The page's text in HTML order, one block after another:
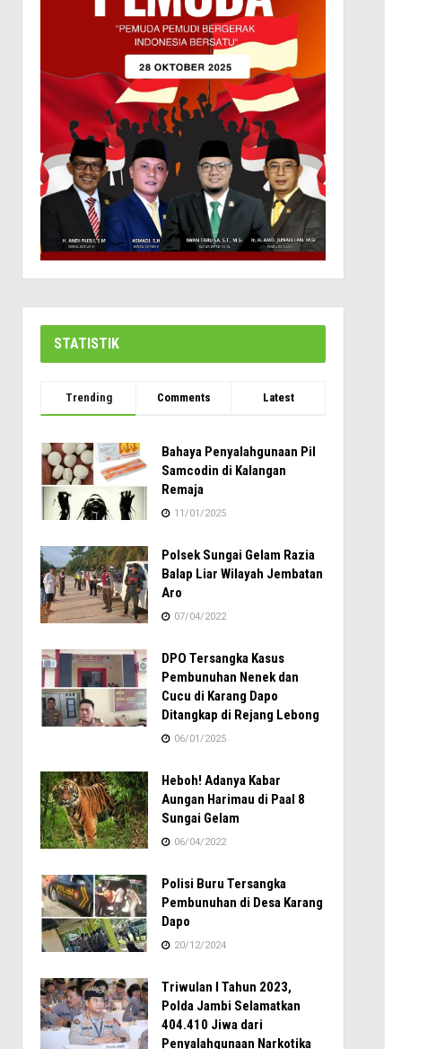
STATISTIK
Trending Comments Latest
Bahaya Penyalahgunaan Pil
Samcodin di Kalangan
Remaja
11/01/2025
Polsek Sungai Gelam Razia
Balap Liar Wilayah Jembatan
Aro
07/04/2022
DPO Tersangka Kasus
Pembunuhan Nenek dan
Cucu di Karang Dapo
Ditangkap di Rejang Lebong
06/01/2025
Heboh! Adanya Kabar
Aungan Harimau di Paal 8
Sungai Gelam
06/04/2022
Polisi Buru Tersangka
Pembunuhan di Desa Karang
Dapo
20/12/2024
Triwulan I Tahun 2023,
Polda Jambi Selamatkan
404.410 Jiwa dari
Penyalahgunaan Narkotika